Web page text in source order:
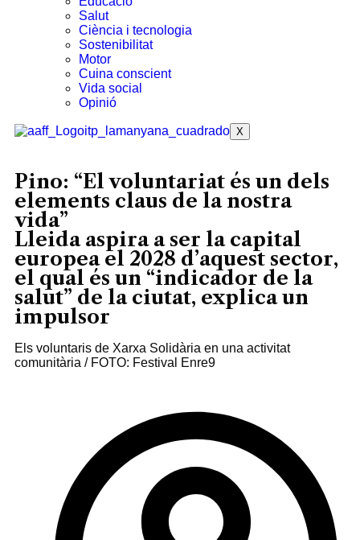
Salut
Ciència i tecnologia
Sostenibilitat
Motor
Cuina conscient
Vida social
Opinió
X
Pino: “El voluntariat és un dels
elements claus de la nostra
vida”
Lleida aspira a ser la capital
europea el 2028 d’aquest sector,
el qual és un “indicador de la
salut” de la ciutat, explica un
impulsor
Els voluntaris de Xarxa Solidària en una activitat
comunitària / FOTO: Festival Enre9